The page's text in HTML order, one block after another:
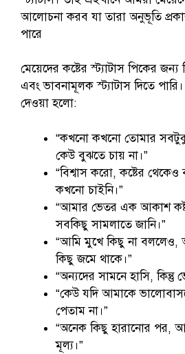
আলোচনা করব যা তারা অনুভূতি
পারে
মেয়েদের কষ্টের স্ট্যাটাস পিকের
এবং ভাবনামূলক স্ট্যাটাস দিতে
দেওয়া হলো:
“কখনো কখনো তোমার
কেউ বুঝতে চায় না।”
“বিশ্বাস করো, কষ্টের
কখনো চাইনি।”
“আমার ভেতর এক আকাশ
সবকিছু সামলাতে জানি।”
“আমি মুখে কিছু না
কিছু জমে থাকে।”
“অন্যদের সামনে হাসি,
“কেউ যদি আমাকে
পেতাম না।”
“অনেক কিছু হারানোর পর,
মূল্য।”